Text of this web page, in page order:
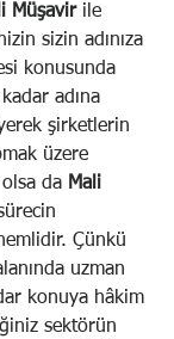
Müşavir ile
sizin adınıza
konusunda
adına
şirketlerin
üzere
da Mali
Çünkü
uzman
konuya hâkim
sektörün